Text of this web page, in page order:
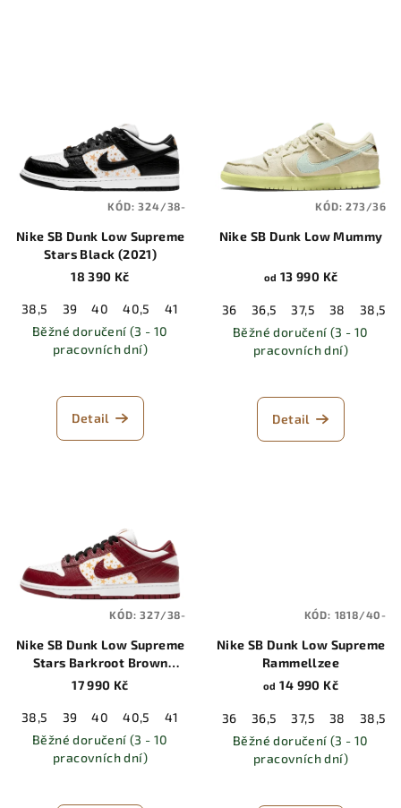
Nike SB Dunk Low Supreme
Stars Black (2021)
18 390 Kč
38,5 39 40 40,5 41 42,5 43 44 44,5 45
Běžné doručení (3 - 10
pracovních dní)
Detail
KÓD:324/38-
Nike SB Dunk Low Mummy
od 13 990 Kč
36 36,5 37,5 38 38,5
Běžné doručení (3 - 10
pracovních dní)
Detail
KÓD:273/36
Nike SB Dunk Low Supreme
Stars Barkroot Brown
(2021)
17 990 Kč
38,5 39 40 40,5 41 42,5 43 44 44,5 45
Běžné doručení (3 - 10
pracovních dní)
KÓD:327/38-
Nike SB Dunk Low Supreme
Rammellzee
od 14 990 Kč
36 36,5 37,5 38 38,5
Běžné doručení (3 - 10
pracovních dní)
KÓD: 1818/40-